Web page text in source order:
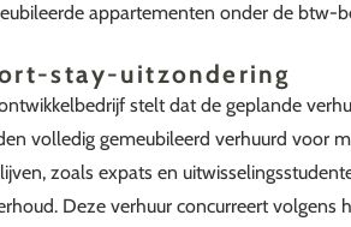
appartementen onder de btw-
stay-uitzondering
stelt dat de geplande
volledig gemeubileerd verhuurd voor
zoals expats en
Deze verhuur concurreert